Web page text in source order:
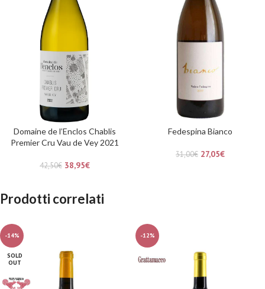
Domaine de l’Enclos Chablis
Premier Cru Vau de Vey 2021
42,50€ 38,95€
Fedespina Bianco
31,00€ 27,05€
Prodotti correlati
-14%
SOLD
OUT
-12%